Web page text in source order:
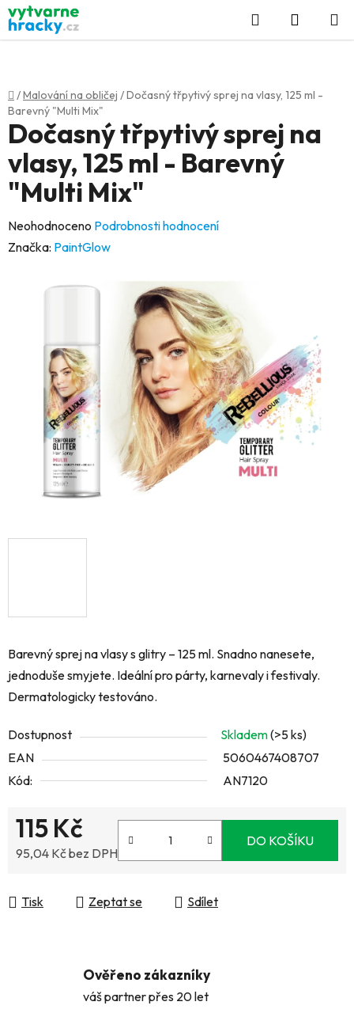
Přejít
na
obsah
Hledat
KOŠÍK
Domů
/Malování na obličej /Dočasný třpytivý sprej na vlasy, 125 ml -
Barevný "Multi Mix"
Barevný sprej na vlasy s glitry – 125 ml. Snadno nanesete,
jednoduše smyjete. Ideální pro párty, karnevaly i festivaly.
Dermatologicky testováno.
Dostupnost Skladem(>5 ks)
EAN
5060467408707
Kód:
AN7120
115 Kč
95,04 Kč bez DPH
DO KOŠÍKU
Tisk Zeptat se Sdílet
Dočasný třpytivý sprej na
vlasy, 125 ml - Barevný
"Multi Mix"
Průměrné
hodnocení
hvězdiček.
Neohodnoceno Podrobnosti hodnocení
Značka: PaintGlow
Ověřeno zákazníky
váš partner přes 20 let